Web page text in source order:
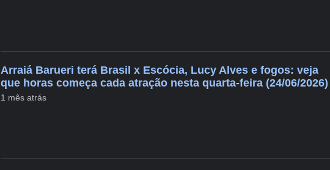
Arraiá Barueri terá Brasil x Escócia, Lucy Alves e fogos: veja
que horas começa cada atração nesta quarta-feira (24/06/2026)
1 mês atrás